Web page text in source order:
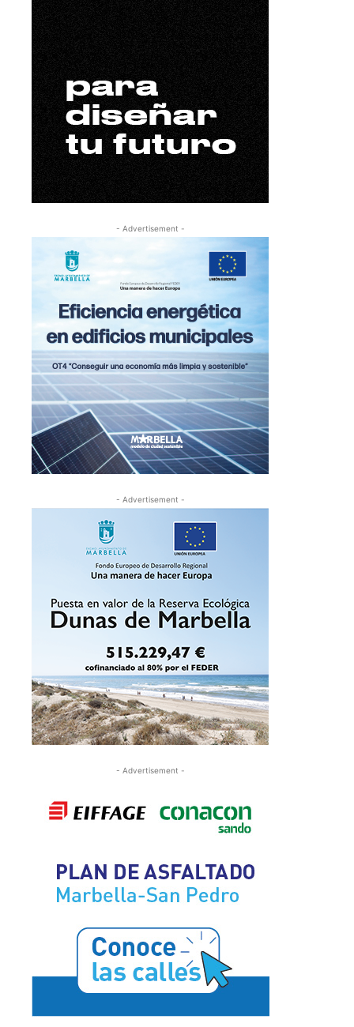
- Advertisement -
- Advertisement -
- Advertisement -